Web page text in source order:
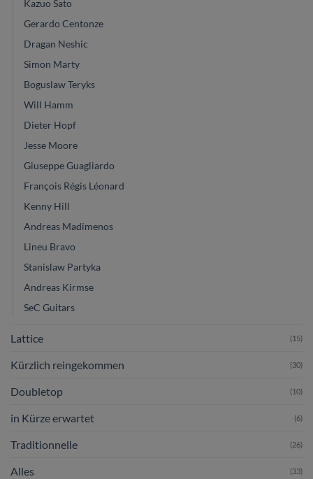
Kazuo Sato
Gerardo Centonze
Dragan Neshic
Simon Marty
Boguslaw Teryks
Will Hamm
Dieter Hopf
Jesse Moore
Giuseppe Guagliardo
François Régis Léonard
Kenny Hill
Andreas Madimenos
Lineu Bravo
Stanislaw Partyka
Andreas Kirmse
SeC Guitars
Lattice (15)
Kürzlich reingekommen (30)
Doubletop (10)
in Kürze erwartet (6)
Traditionnelle (26)
Alles (33)